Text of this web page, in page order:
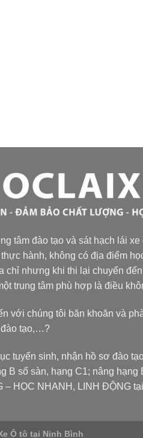
tâm đào tạo và sát hạch lái
hành, không có địa điểm
chỉ nhưng khi thi lại chuyển
trung tâm phù hợp là điều
với chúng tôi băn khoăn và
tạo,…?
tuyển sinh, nhận hồ sơ đào
B số sàn, hạng C1; nâng
– HỌC NHANH, LINH ĐỘNG
Ô tô tại Ninh Bình